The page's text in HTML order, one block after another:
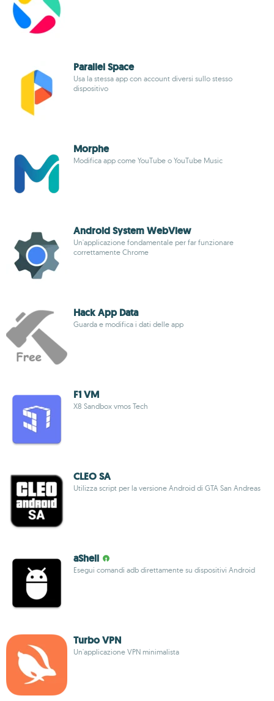
Parallel Space
Usa la stessa app con account diversi sullo stesso
dispositivo
Morphe
Modifica app come YouTube o YouTube Music
Android System WebView
Un'applicazione fondamentale per far funzionare
correttamente Chrome
Hack App Data
Guarda e modifica i dati delle app
F1 VM
X8 Sandbox vmos Tech
CLEO SA
Utilizza script per la versione Android di GTA San Andreas
aShell
Esegui comandi adb direttamente su dispositivi Android
Turbo VPN
Un'applicazione VPN minimalista